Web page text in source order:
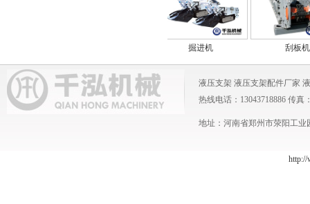
掘进机 刮板机
液压支架 液压支架配件厂家
热线电话：13043718886 传真
地址：河南省郑州市荥阳工业
http://